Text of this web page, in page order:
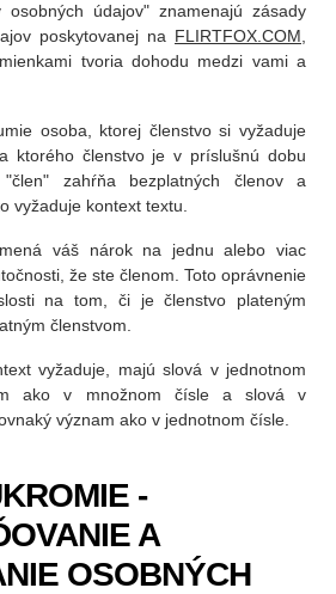
osobných údajov" znamenajú zásady
poskytovanej na FLIRTFOX.COM
tvoria dohodu medzi vami a
osoba, ktorej členstvo si vyžaduje
ktorého členstvo je v príslušnú dobu
zahŕňa bezplatných členov a
vyžaduje kontext textu.
váš nárok na jednu alebo viac
že ste členom. Toto oprávnenie
na tom, či je členstvo plateným
členstvom.
vyžaduje, majú slová v jednotnom
ako v množnom čísle a slová v
význam ako v jednotnom čísle.
-
A
OSOBNÝCH